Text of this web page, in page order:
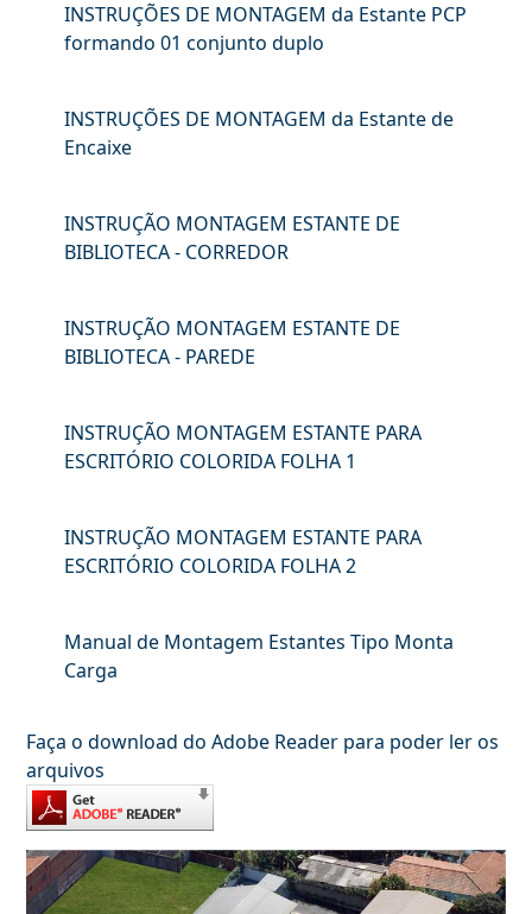
INSTRUÇÕES DE MONTAGEM da Estante PCP
formando 01 conjunto duplo
INSTRUÇÕES DE MONTAGEM da Estante de
Encaixe
INSTRUÇÃO MONTAGEM ESTANTE DE
BIBLIOTECA - CORREDOR
INSTRUÇÃO MONTAGEM ESTANTE DE
BIBLIOTECA - PAREDE
INSTRUÇÃO MONTAGEM ESTANTE PARA
ESCRITÓRIO COLORIDA FOLHA 1
INSTRUÇÃO MONTAGEM ESTANTE PARA
ESCRITÓRIO COLORIDA FOLHA 2
Manual de Montagem Estantes Tipo Monta
Carga
Faça o download do Adobe Reader para poder ler os
arquivos